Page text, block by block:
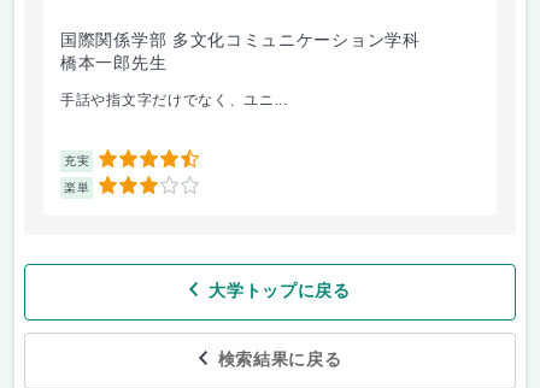
国際関係学部 多文化コミュニケーション学科
橋本一郎先生
手話や指文字だけでなく、ユニ...
充実 4.5
楽単 3
大学トップに戻る
検索結果に戻る